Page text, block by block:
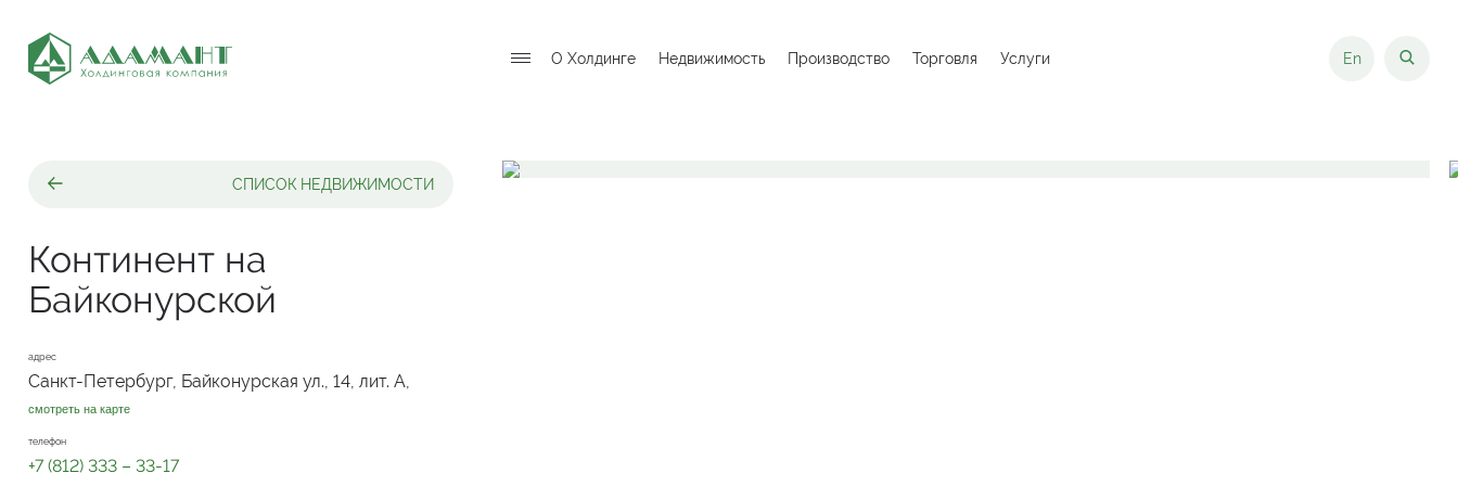
О Холдинге Недвижимость Производство Торговля Услуги En
СПИСОК НЕДВИЖИМОСТИ
Континент на
Байконурской
адрес
Санкт-Петербург, Байконурская ул., 14, лит. А,
смотреть на карте
телефон
+7 (812) 333 – 33-17